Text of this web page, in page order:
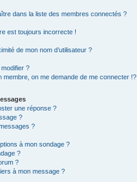
dans la liste des membres connectés ?
est toujours incorrecte !
de mon nom d’utilisateur ?
?
membre, on me demande de me connecter !?
une réponse ?
?
?
à mon sondage ?
?
?
à mon message ?